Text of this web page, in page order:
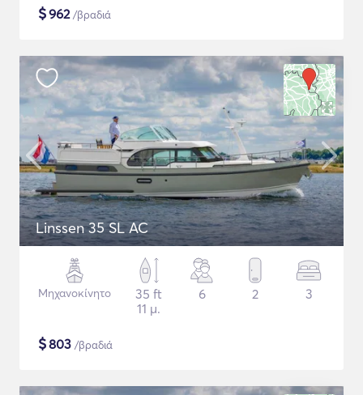
$962/βραδιά
Linssen 35 SL AC
Μηχανοκίνητο
35 ft
11 μ.
6 2 3
$803 /βραδιά